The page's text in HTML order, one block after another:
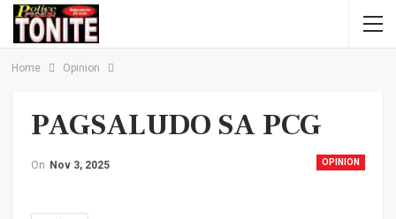
Home Opinion
PAGSALUDO SA PCG
OPINION
On Nov 3, 2025